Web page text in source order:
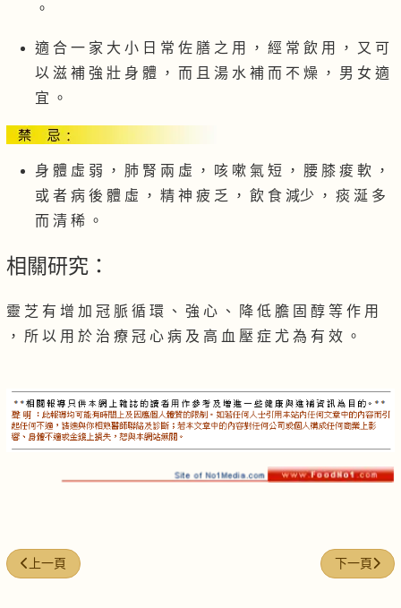
。
適 合 一 家 大 小 日 常 佐 膳 之 用 ， 經 常 飲 用 ， 又 可
以 滋 補 強 壯 身 體 ， 而 且 湯 水 補 而 不 燥 ， 男 女 適
宜 。
身 體 虛 弱 ， 肺 腎 兩 虛 ， 咳 嗽 氣 短 ， 腰 膝 痠 軟 ，
或 者 病 後 體 虛 ， 精 神 疲 乏 ， 飲 食 減少 ， 痰 涎 多
而 清 稀 。
相關研究：
靈 芝 有 增 加 冠 脈 循 環 、 強 心 、 降 低 膽 固 醇 等 作 用
， 所 以 用 於 治 療 冠 心 病 及 高 血 壓 症 尤 為 有 效 。
上一篇文章: 桑椹靈芝豬心湯
上一頁 下一篇文章
下一頁